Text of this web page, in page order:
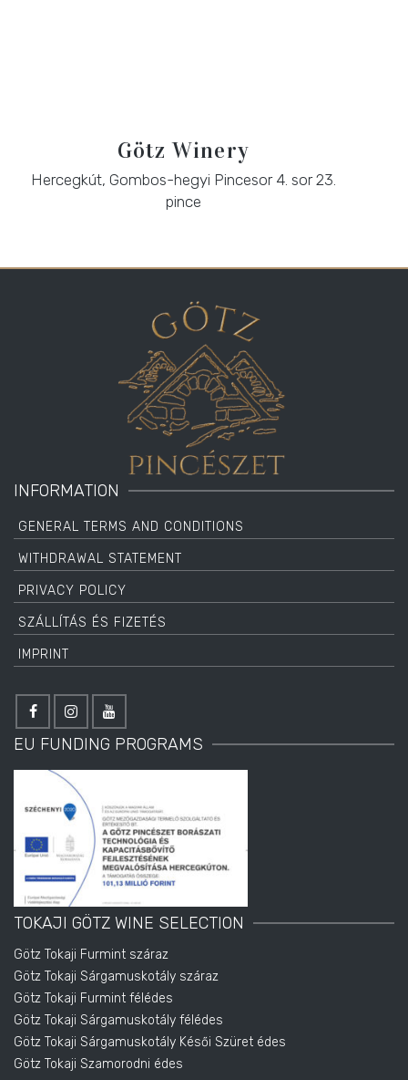
Götz Winery
Hercegkút, Gombos-hegyi Pincesor 4. sor 23.
pince
INFORMATION
GENERAL TERMS AND CONDITIONS
WITHDRAWAL STATEMENT
PRIVACY POLICY
SZÁLLÍTÁS ÉS FIZETÉS
IMPRINT
EU FUNDING PROGRAMS
TOKAJI GÖTZ WINE SELECTION
Götz Tokaji Furmint száraz
Götz Tokaji Sárgamuskotály száraz
Götz Tokaji Furmint félédes
Götz Tokaji Sárgamuskotály félédes
Götz Tokaji Sárgamuskotály Késői Szüret édes
Götz Tokaji Szamorodni édes